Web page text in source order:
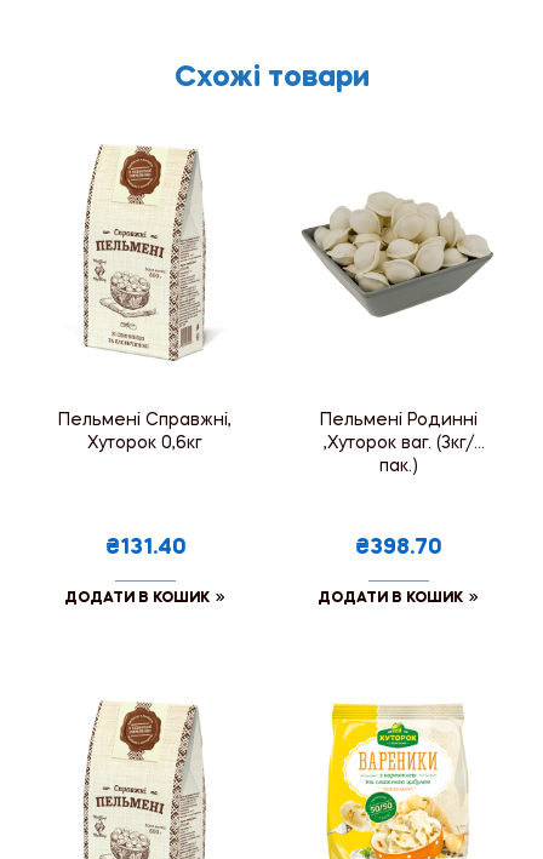
Схожі товари
Пельмені Справжні,
Хуторок 0,6кг
₴131.40
ДОДАТИ В КОШИК
Пельмені Родинні
,Хуторок ваг. (3кг/
пак.)
₴398.70
ДОДАТИ В КОШИК